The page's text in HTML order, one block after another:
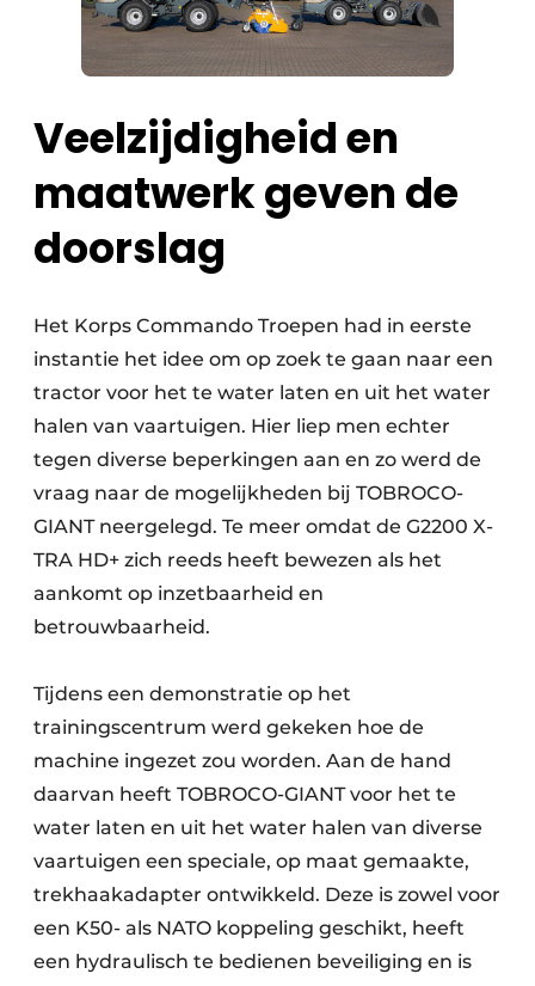
Veelzijdigheid en
maatwerk geven de
doorslag
Het Korps Commando Troepen had in eerste
instantie het idee om op zoek te gaan naar een
tractor voor het te water laten en uit het water
halen van vaartuigen. Hier liep men echter
tegen diverse beperkingen aan en zo werd de
vraag naar de mogelijkheden bij TOBROCO-
GIANT neergelegd. Te meer omdat de G2200 X-
TRA HD+ zich reeds heeft bewezen als het
aankomt op inzetbaarheid en
betrouwbaarheid.
Tijdens een demonstratie op het
trainingscentrum werd gekeken hoe de
machine ingezet zou worden. Aan de hand
daarvan heeft TOBROCO-GIANT voor het te
water laten en uit het water halen van diverse
vaartuigen een speciale, op maat gemaakte,
trekhaakadapter ontwikkeld. Deze is zowel voor
een K50- als NATO koppeling geschikt, heeft
een hydraulisch te bedienen beveiliging en is